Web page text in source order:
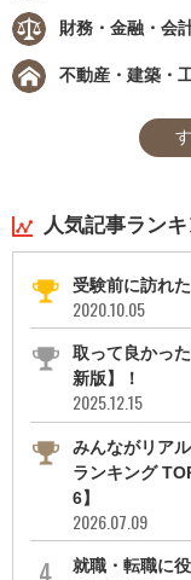
財務・金融・会
不動産・建築・
人気記事ラン
受験前に訪れ
2020.10.05
取って良かっ
新版】！
2025.12.15
みんながリア
ランキング
6】
2026.07.09
就職・転職に